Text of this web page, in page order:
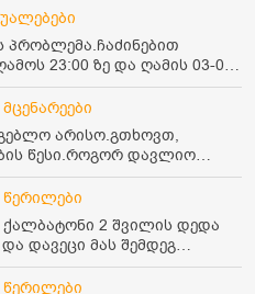
პრობლემა.ჩაძინებით
23:00 ზე და ღამის 03-00
და მერე ვერ ვიძინებ
თუ არის ამ
არისო.გთხოვთ,
წესი.როგორ დავლიო
ლეიკოციტები მაქვს
ლეიკოციტების დონეს
2 შვილის დედა
დავეცი მას შემდეგ
გარეთ რადგან ისევ
ყურის ანთება მქონდა